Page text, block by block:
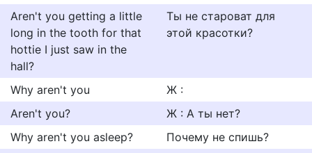
Aren't you getting a little
long in the tooth for that
hottie I just saw in the
hall?
Ты не староват для
этой красотки?
Why aren't you
Ж :
Aren't you?
Ж : А ты нет?
Why aren't you asleep?
Почему не спишь?